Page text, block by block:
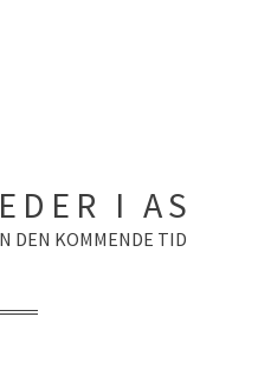
I AS
DEN KOMMENDE TID